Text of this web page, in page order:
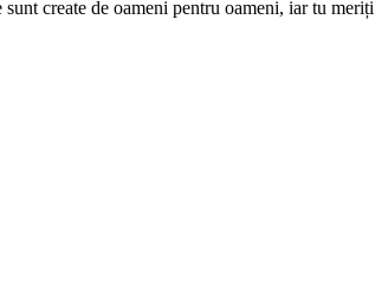
create de oameni pentru oameni, iar tu meriți